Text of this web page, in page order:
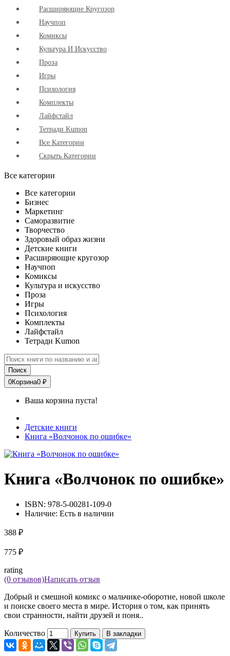
Расширяющие Кругозор
Научпоп
Комиксы
Культура И Искусство
Проза
Игры
Психология
Комплекты
Лайфстайл
Тетради Kumon
Все Категории
Скрыть Категории
Все категории
Все категории
Бизнес
Маркетинг
Саморазвитие
Творчество
Здоровый образ жизни
Детские книги
Расширяющие кругозор
Научпоп
Комиксы
Культура и искусство
Проза
Игры
Психология
Комплекты
Лайфстайл
Тетради Kumon
Поиск
0Корзина0 ₽
Ваша корзина пуста!
Детские книги
Книга «Волчонок по ошибке»
Книга «Волчонок по ошибке»
ISBN: 978-5-00281-109-0
Наличие: Есть в наличии
388 ₽
775 ₽
rating
(0 отзывов)Написать отзыв
Добрый и смешной комикс о мальчике-оборотне, новой школе
и поиске своего места в мире. История о том, как принять
свои странности, найти друзей и поня..
Количество Купить В закладки